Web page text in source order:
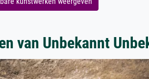
van Unbekannt